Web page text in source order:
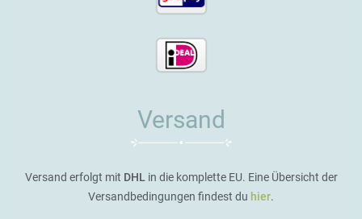
Versand
Versand erfolgt mit DHLin die komplette EU. Eine Übersicht der
Versandbedingungen findest du hier.